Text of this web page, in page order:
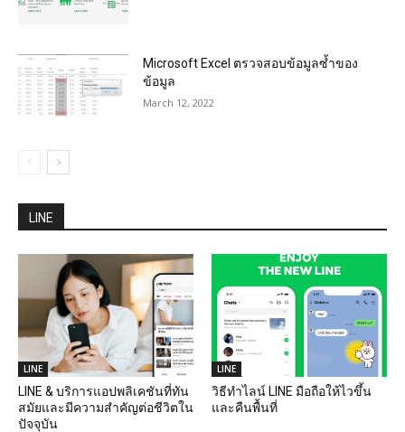
Microsoft Excel ตรวจสอบข้อมูลซ้ำของ
ข้อมูล
March 12, 2022
LINE
LINE
LINE & บริการแอปพลิเคชันที่ทัน
สมัยและมีความสำคัญต่อชีวิตใน
ปัจจุบัน
LINE
วิธีทำไลน์ LINE มือถือให้ไวขึ้น
และคืนพื้นที่